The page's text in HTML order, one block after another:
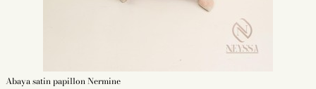
Abaya satin papillon Nermine